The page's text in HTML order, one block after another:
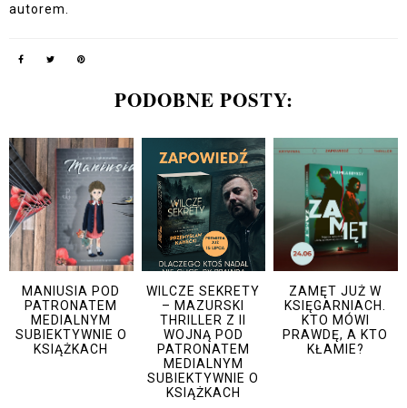
autorem.
PODOBNE POSTY:
MANIUSIA POD
PATRONATEM
MEDIALNYM
SUBIEKTYWNIE O
KSIĄŻKACH
WILCZE SEKRETY
– MAZURSKI
THRILLER Z II
WOJNĄ POD
PATRONATEM
MEDIALNYM
SUBIEKTYWNIE O
KSIĄŻKACH
ZAMĘT JUŻ W
KSIĘGARNIACH.
KTO MÓWI
PRAWDĘ, A KTO
KŁAMIE?